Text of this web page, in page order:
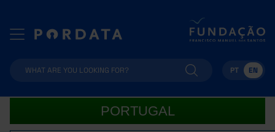
PT EN
PORTUGAL